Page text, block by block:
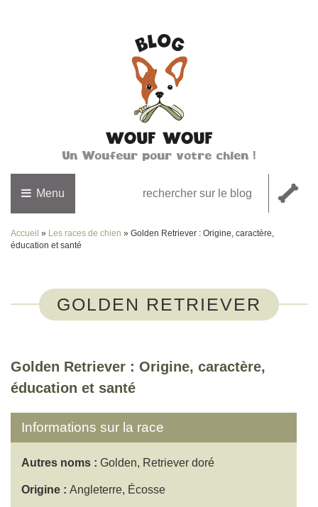
Un Woufeur pour votre chien !
Menu
Accueil » Les races de chien » Golden Retriever : Origine, caractère,
éducation et santé
GOLDEN RETRIEVER
Golden Retriever : Origine, caractère,
éducation et santé
Informations sur la race
Autres noms : Golden, Retriever doré
Origine : Angleterre, Écosse